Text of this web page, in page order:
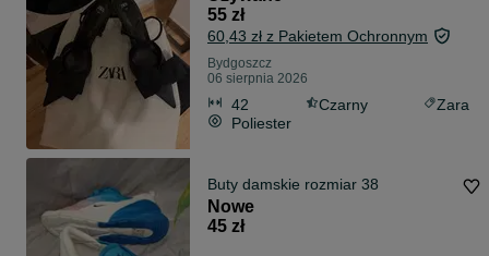
55 zł
60,43 zł z Pakietem Ochronnym
Bydgoszcz
06 sierpnia 2026
42 Czarny
Zara
Poliester
Buty damskie rozmiar 38
Nowe
45 zł